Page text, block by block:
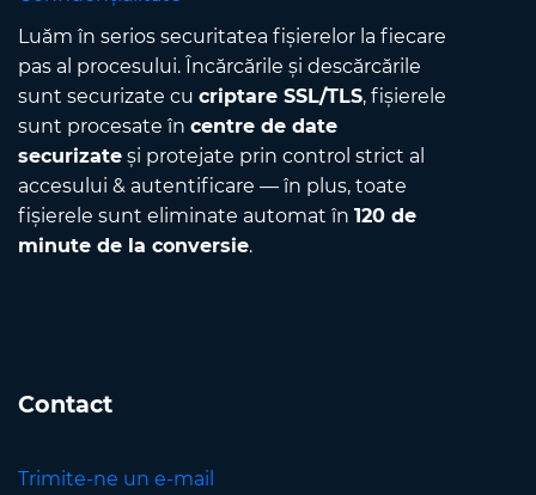
Luăm în serios securitatea fișierelor la fiecare
pas al procesului. Încărcările și descărcările
sunt securizate cu criptare SSL/TLS, fișierele
sunt procesate în centre de date
securizate și protejate prin control strict al
accesului & autentificare — în plus, toate
fișierele sunt eliminate automat în 120 de
minute de la conversie.
Contact
Trimite-ne un e-mail